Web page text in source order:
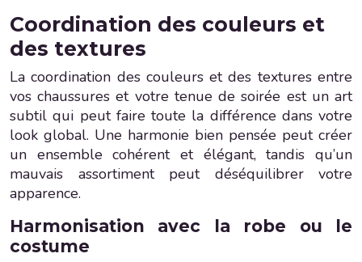
Coordination des couleurs et
des textures
La coordination des couleurs et des textures entre
vos chaussures et votre tenue de soirée est un art
subtil qui peut faire toute la différence dans votre
look global. Une harmonie bien pensée peut créer
un ensemble cohérent et élégant, tandis qu’un
mauvais assortiment peut déséquilibrer votre
apparence.
Harmonisation avec la robe ou le
costume